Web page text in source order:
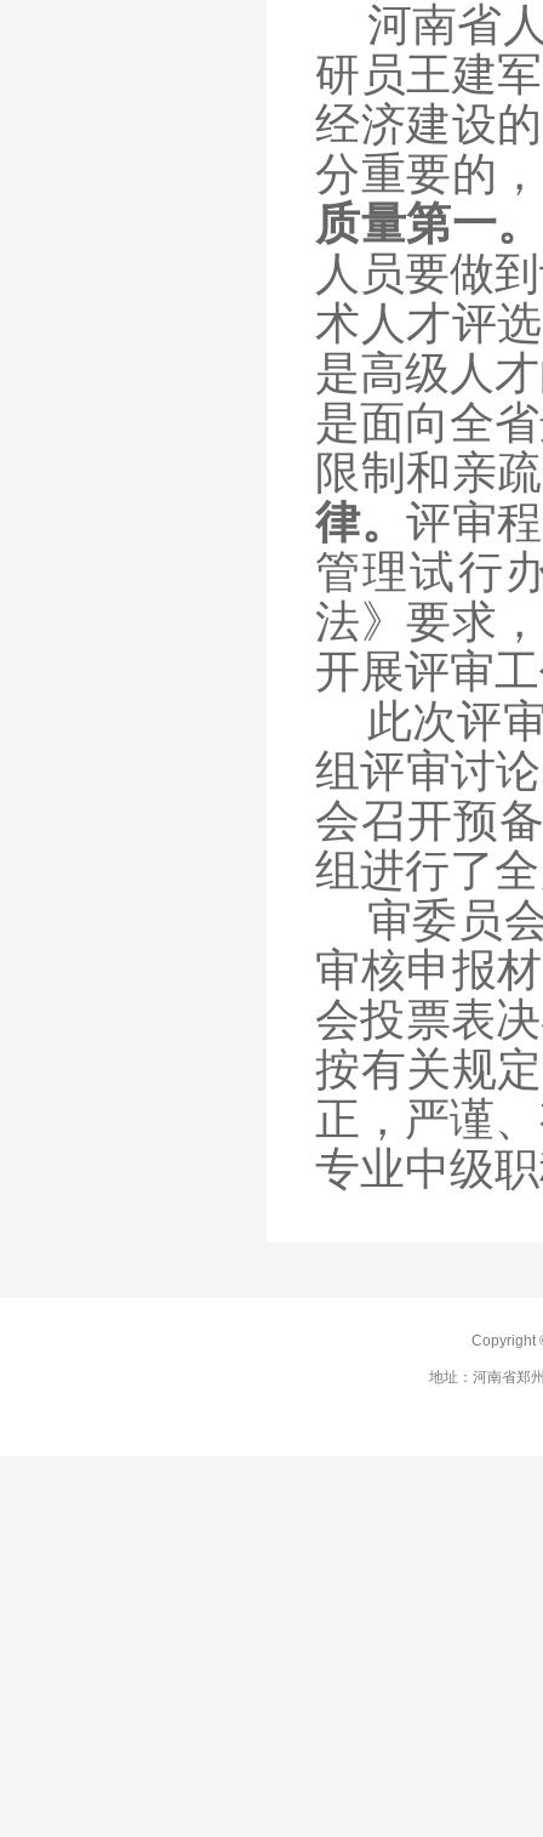
河南省
研员王建
经济建设
分重要的
质量第一。
人员要做
术人才评
是高级人
是面向全
限制和亲
律。评审
管理试行
法》要求
开展评审
此次评
组评审讨
会召开预
组进行了
审委员
审核申报
会投票表
按有关规
正，严谨
专业中级
Copyright
地址：河南省郑